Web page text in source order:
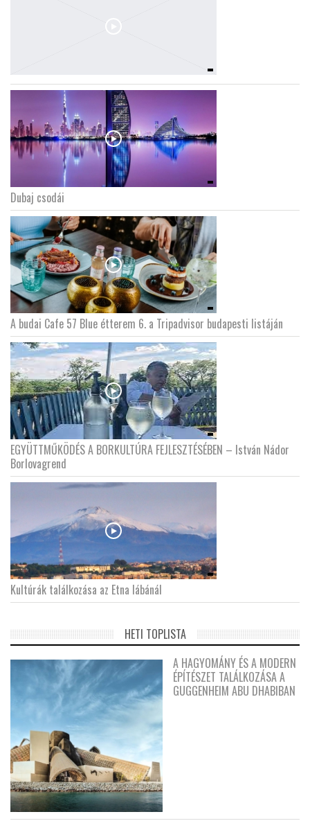
Dubaj csodái
A budai Cafe 57 Blue étterem 6. a Tripadvisor budapesti listáján
EGYÜTTMŰKÖDÉS A BORKULTÚRA FEJLESZTÉSÉBEN – István Nádor
Borlovagrend
Kultúrák találkozása az Etna lábánál
HETI TOPLISTA
A HAGYOMÁNY ÉS A MODERN
ÉPÍTÉSZET TALÁLKOZÁSA A
GUGGENHEIM ABU DHABIBAN